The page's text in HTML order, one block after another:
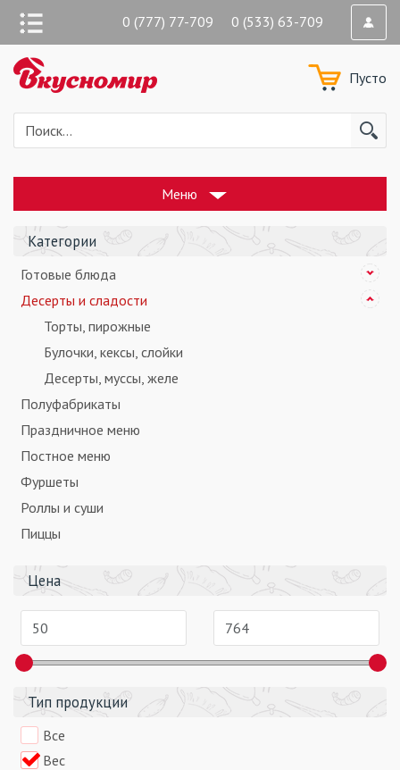
0 (777) 77-709 0 (533) 63-709
Пусто
Меню
Категории
Готовые блюда
Десерты и сладости
Торты, пирожные
Булочки, кексы, слойки
Десерты, муcсы, желе
Полуфабрикаты
Праздничное меню
Постное меню
Фуршеты
Роллы и суши
Пиццы
Цена
Тип продукции
Все
Вес